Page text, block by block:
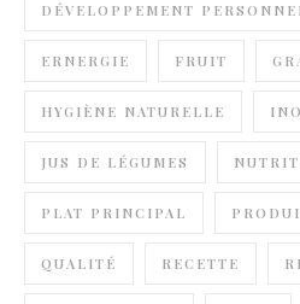
DÉVELOPPEMENT
ERNERGIE FRUIT
HYGIÈNE NATURELLE
JUS DE LÉGUMES
PLAT PRINCIPAL
QUALITÉ RECETTE